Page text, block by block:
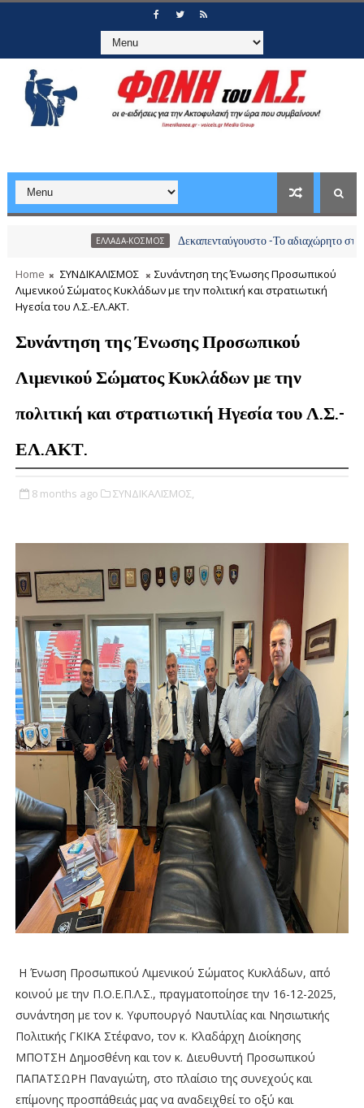
ΕΛΛΑΔΑ-ΚΟΣΜΟΣ Δεκαπενταύγουστο -Το αδιαχώρητο στα λιμάνια,
Home ΣΥΝΔΙΚΑΛΙΣΜΟΣ
Συνάντηση της Ένωσης Προσωπικού
Λιμενικού Σώματος Κυκλάδων με την πολιτική και στρατιωτική
Ηγεσία του Λ.Σ.-ΕΛ.ΑΚΤ.
Συνάντηση της Ένωσης Προσωπικού
Λιμενικού Σώματος Κυκλάδων με την
πολιτική και στρατιωτική Ηγεσία του Λ.Σ.-
ΕΛ.ΑΚΤ.
8 months ago ΣΥΝΔΙΚΑΛΙΣΜΟΣ,
Η Ένωση Προσωπικού Λιμενικού Σώματος Κυκλάδων, από
κοινού με την Π.Ο.Ε.Π.Λ.Σ., πραγματοποίησε την 16-12-2025,
συνάντηση με τον κ. Υφυπουργό Ναυτιλίας και Νησιωτικής
Πολιτικής ΓΚΙΚΑ Στέφανο, τον κ. Κλαδάρχη Διοίκησης
ΜΠΟΤΣΗ Δημοσθένη και τον κ. Διευθυντή Προσωπικού
ΠΑΠΑΤΣΩΡΗ Παναγιώτη, στο πλαίσιο της συνεχούς και
επίμονης προσπάθειάς μας να αναδειχθεί το οξύ και